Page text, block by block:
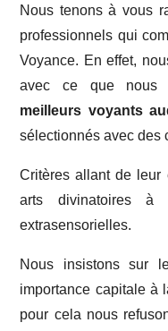
Nous tenons à vous
professionnels qui
Voyance. En effet,
avec ce que nous
meilleurs voyants
sélectionnés avec des
Critères allant de leur
arts divinatoires à
extrasensorielles.
Nous insistons sur
importance capitale à
pour cela nous